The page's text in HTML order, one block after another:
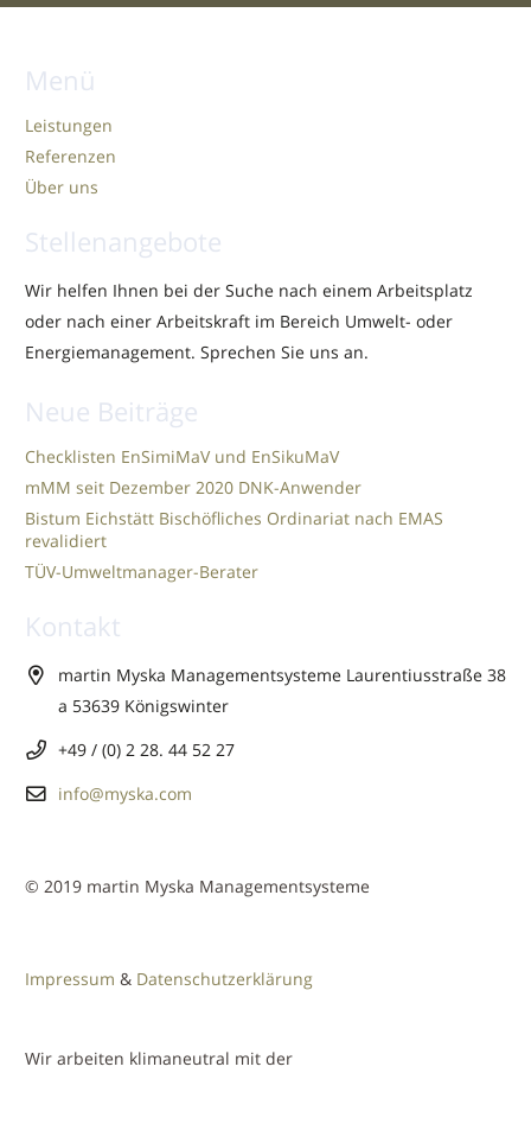
Menü
Leistungen
Referenzen
Über uns
Stellenangebote
Wir helfen Ihnen bei der Suche nach einem Arbeitsplatz
oder nach einer Arbeitskraft im Bereich Umwelt- oder
Energiemanagement. Sprechen Sie uns an.
Neue Beiträge
Checklisten EnSimiMaV und EnSikuMaV
mMM seit Dezember 2020 DNK-Anwender
Bistum Eichstätt Bischöfliches Ordinariat nach EMAS
revalidiert
TÜV-Umweltmanager-Berater
Kontakt
martin Myska Managementsysteme Laurentiusstraße 38
a 53639 Königswinter
+49 / (0) 2 28. 44 52 27
info@myska.com
© 2019 martin Myska Managementsysteme
Impressum & Datenschutzerklärung
Wir arbeiten klimaneutral mit der